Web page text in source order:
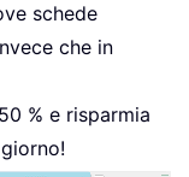
schede
che in
% e risparmia